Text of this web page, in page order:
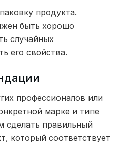
продукта.
быть хорошо
случайных
его свойства.
профессионалов или
марке и типе
сделать правильный
который соответствует